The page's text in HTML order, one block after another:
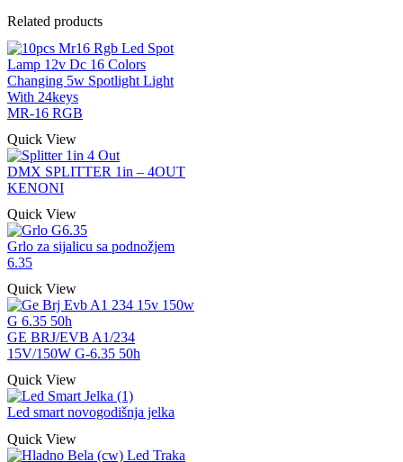
Related products
MR-16 RGB
Quick View
DMX SPLITTER 1in – 4OUT
KENONI
Quick View
Grlo za sijalicu sa podnožjem
6.35
Quick View
GE BRJ/EVB A1/234
15V/150W G-6.35 50h
Quick View
Led smart novogodišnja jelka
Quick View